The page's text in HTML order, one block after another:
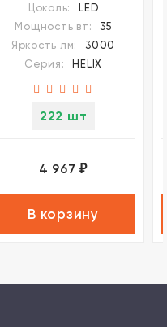
4000K 220-240V HELIX
Цоколь:
LED
Мощность вт:
35
Яркость лм:
3000
Серия:
HELIX
222 шт
4 967₽
В корзину